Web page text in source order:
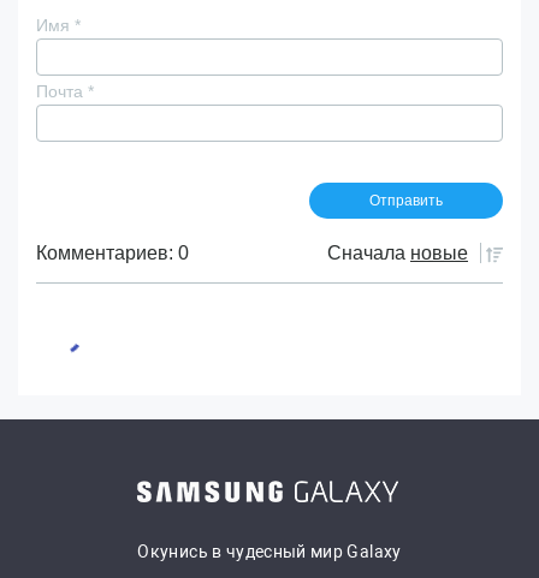
Имя *
Почта *
Комментариев: 0 Сначала новые
Окунись в чудесный мир Galaxy